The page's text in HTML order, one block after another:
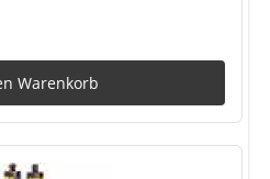
Warenkorb